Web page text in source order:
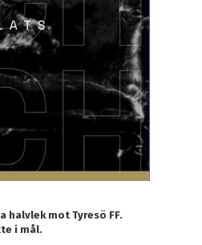
mot Tyresö FF.
i mål.